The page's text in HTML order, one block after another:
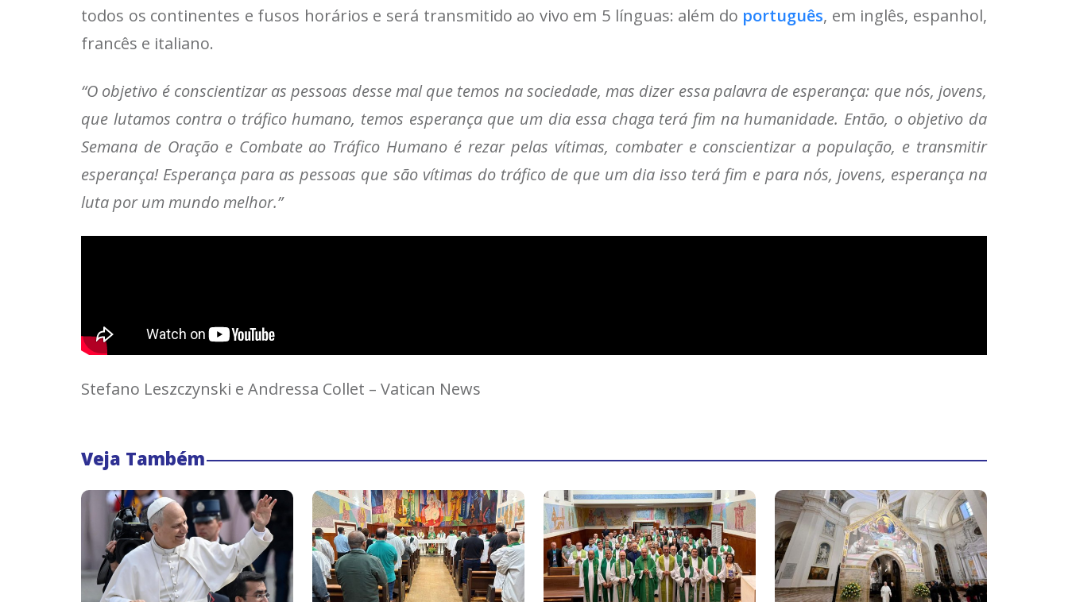
todos os continentes e fusos horários e será transmitido ao vivo em 5 línguas: além do português, em inglês, espanhol,
francês e italiano.
“O objetivo é conscientizar as pessoas desse mal que temos na sociedade, mas dizer essa palavra de esperança: que nós, jovens,
que lutamos contra o tráfico humano, temos esperança que um dia essa chaga terá fim na humanidade. Então, o objetivo da
Semana de Oração e Combate ao Tráfico Humano é rezar pelas vítimas, combater e conscientizar a população, e transmitir
esperança! Esperança para as pessoas que são vítimas do tráfico de que um dia isso terá fim e para nós, jovens, esperança na
luta por um mundo melhor.”
Stefano Leszczynski e Andressa Collet – Vatican News
Veja Também